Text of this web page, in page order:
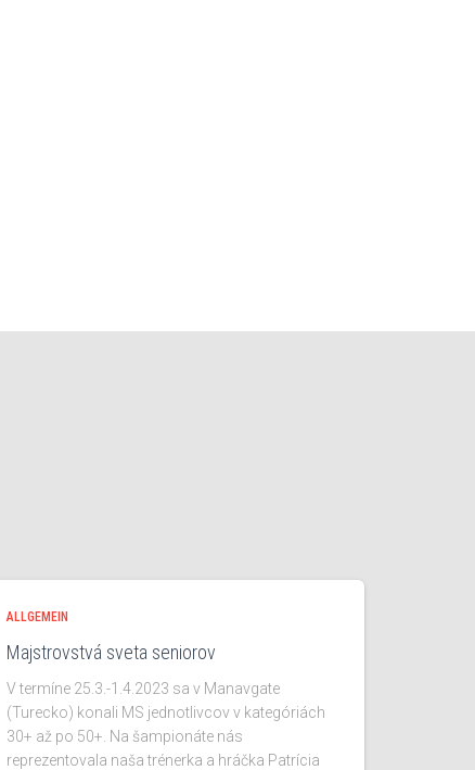
ALLGEMEIN
Majstrovstvá sveta seniorov
V termíne 25.3.-1.4.2023 sa v Manavgate
(Turecko) konali MS jednotlivcov v kategóriách
30+ až po 50+. Na šampionáte nás
reprezentovala naša trénerka a hráčka Patrícia